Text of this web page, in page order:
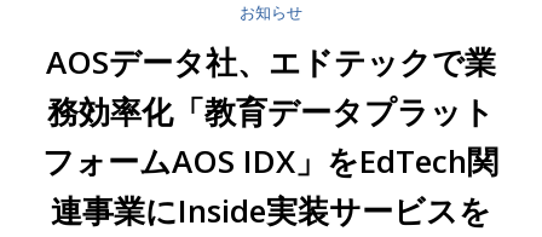
お知らせ
AOSデータ社、エドテックで業
務効率化「教育データプラット
フォームAOS IDX」をEdTech関
連事業にInside実装サービスを